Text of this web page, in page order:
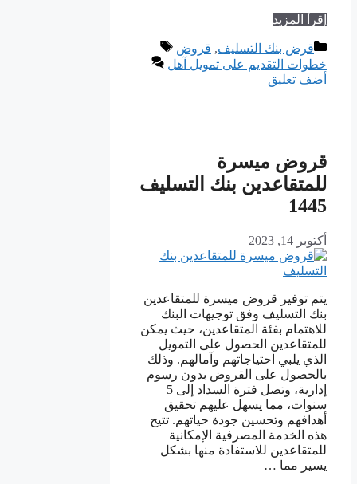
إقرأ المزيد
التصنيفات
قرض بنك التسليف, قروض
الوسوم
خطوات التقديم على تمويل آهل
أضف تعليق
قروض ميسرة
للمتقاعدين بنك التسليف
1445
أكتوبر 14, 2023
يتم توفير قروض ميسرة للمتقاعدين
بنك التسليف وفق توجيهات البنك
للاهتمام بفئة المتقاعدين، حيث يمكن
للمتقاعدين الحصول على التمويل
الذي يلبي احتياجاتهم وآمالهم. وذلك
بالحصول على القروض بدون رسوم
إدارية، وتصل فترة السداد إلى 5
سنوات، مما يسهل عليهم تحقيق
أهدافهم وتحسين جودة حياتهم. تتيح
هذه الخدمة المصرفية الإمكانية
للمتقاعدين للاستفادة منها بشكل
يسير مما …